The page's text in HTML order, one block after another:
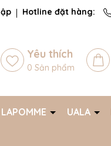
Hotline đặt hàng:
Yêu thích
0 Sản phẩm
LAPOMME UALA